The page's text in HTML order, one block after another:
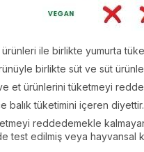
ile birlikte yumurta
birlikte süt ve süt
et ürünlerini tüketmeyi
balık tüketimini içeren diyettir.
reddedemekle
test edilmiş veya